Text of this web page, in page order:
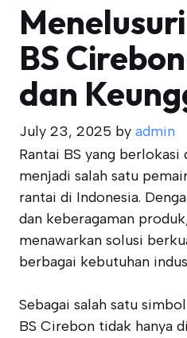
BS
dan
July 23, 2025 by admin
Rantai BS yang
menjadi salah satu
rantai di Indonesia.
dan keberagaman
menawarkan solusi
berbagai kebutuhan
Sebagai salah satu
BS Cirebon tidak hanya